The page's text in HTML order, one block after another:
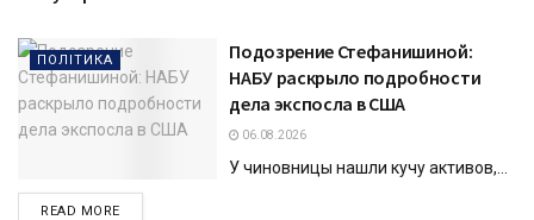
ПОЛІТИКА
Подозрение Стефанишиной:
НАБУ раскрыло подробности
дела экспосла в США
06.08.2026
У чиновницы нашли кучу активов,...
READ MOREDETAILS